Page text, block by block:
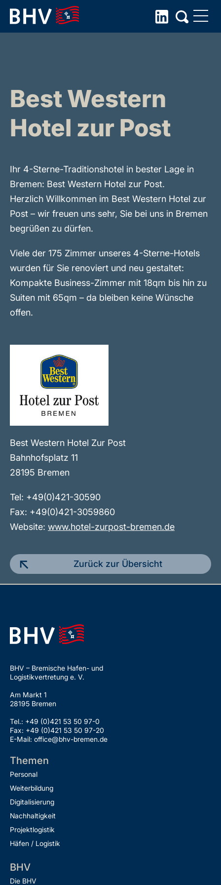
Skip
Best Western
Hotel zur Post
Ihr 4-Sterne-Traditionshotel in bester Lage in
Bremen: Best Western Hotel zur Post.
Herzlich Willkommen im Best Western Hotel zur
Post – wir freuen uns sehr, Sie bei uns in Bremen
begrüßen zu dürfen.
Viele der 175 Zimmer unseres 4-Sterne-Hotels
wurden für Sie renoviert und neu gestaltet:
Kompakte Business-Zimmer mit 18qm bis hin zu
Suiten mit 65qm – da bleiben keine Wünsche
offen.
Best Western Hotel Zur Post
Bahnhofsplatz 11
28195 Bremen
Tel: +49(0)421-30590
Fax: +49(0)421-3059860
Website: www.hotel-zurpost-bremen.de
Zurück zur Übersicht
BHV – Bremische Hafen- und
Logistikvertretung e. V.
Am Markt 1
28195 Bremen
Tel.: +49 (0)421 53 50 97-0
Fax: +49 (0)421 53 50 97-20
E-Mail: office@bhv-bremen.de
Themen
Personal
Weiterbildung
Digitalisierung
Nachhaltigkeit
Projektlogistik
Häfen / Logistik
BHV
Die BHV